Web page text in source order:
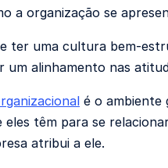
a organização se
ter uma cultura bem-
um alinhamento nas
é o ambiente
eles têm para se
atribui a ele.